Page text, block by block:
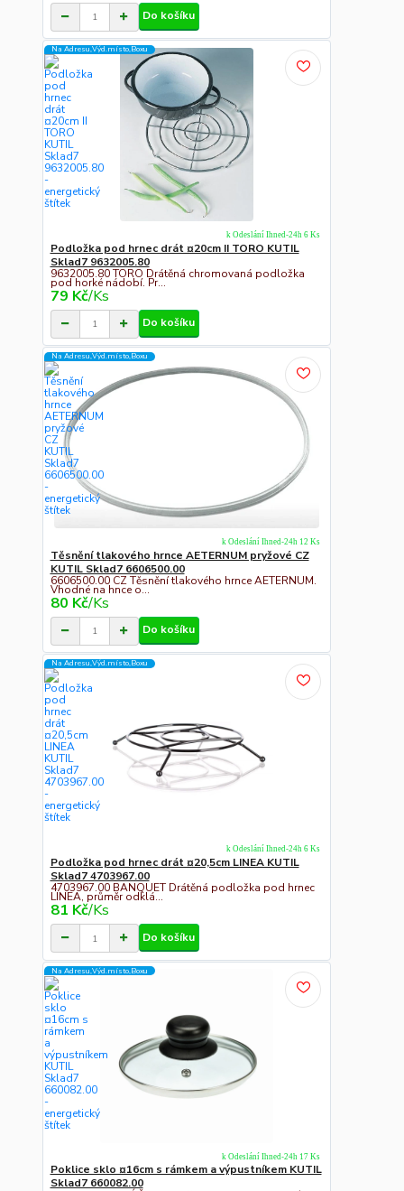
Do košíku
Na Adresu,Výd.místo,Boxu
Podložka pod hrnec drát ¤20cm II TORO KUTIL
Sklad7 9632005.80
9632005.80 TORO Drátěná chromovaná podložka
pod horké nádobí. Pr...
79 Kč/Ks
k Odeslání Ihned-24h 6 Ks
Do košíku
Na Adresu,Výd.místo,Boxu
Těsnění tlakového hrnce AETERNUM pryžové CZ
KUTIL Sklad7 6606500.00
6606500.00 CZ Těsnění tlakového hrnce AETERNUM.
Vhodné na hnce o...
80 Kč/Ks
k Odeslání Ihned-24h 12 Ks
Do košíku
Na Adresu,Výd.místo,Boxu
Podložka pod hrnec drát ¤20,5cm LINEA KUTIL
Sklad7 4703967.00
4703967.00 BANQUET Drátěná podložka pod hrnec
LINEA, průměr odklá...
81 Kč/Ks
k Odeslání Ihned-24h 6 Ks
Do košíku
Na Adresu,Výd.místo,Boxu
Poklice sklo ¤16cm s rámkem a výpustníkem KUTIL
Sklad7 660082.00
k Odeslání Ihned-24h 17 Ks